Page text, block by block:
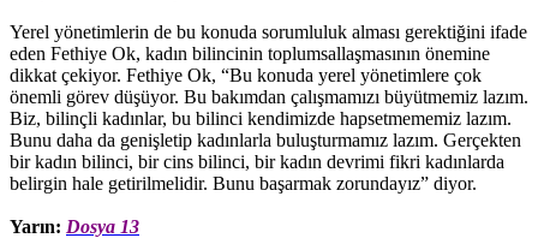
Yerel yönetimlerin de bu konuda sorumluluk alması gerektiğini ifade
eden Fethiye Ok, kadın bilincinin toplumsallaşmasının önemine
dikkat çekiyor. Fethiye Ok, “Bu konuda yerel yönetimlere çok
önemli görev düşüyor. Bu bakımdan çalışmamızı büyütmemiz lazım.
Biz, bilinçli kadınlar, bu bilinci kendimizde hapsetmememiz lazım.
Bunu daha da genişletip kadınlarla buluşturmamız lazım. Gerçekten
bir kadın bilinci, bir cins bilinci, bir kadın devrimi fikri kadınlarda
belirgin hale getirilmelidir. Bunu başarmak zorundayız” diyor.
Yarın: Dosya 13